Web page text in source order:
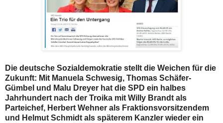
Die deutsche Sozialdemokratie stellt die Weichen für die
Zukunft: Mit Manuela Schwesig, Thomas Schäfer-
Gümbel und Malu Dreyer hat die SPD ein halbes
Jahrhundert nach der Troika mit Willy Brandt als
Parteichef, Herbert Wehner als Fraktionsvorsitzendem
und Helmut Schmidt als späterem Kanzler wieder ein